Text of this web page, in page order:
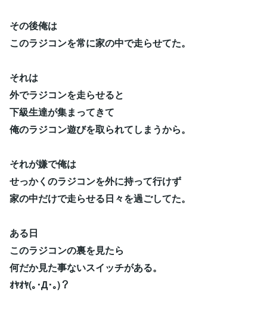
その後俺は
このラジコンを常に家の中で走らせてた。
それは
外でラジコンを走らせると
下級生達が集まってきて
俺のラジコン遊びを取られてしまうから。
それが嫌で俺は
せっかくのラジコンを外に持って行けず
家の中だけで走らせる日々を過ごしてた。
ある日
このラジコンの裏を見たら
何だか見た事ないスイッチがある。
ｵﾔｵﾔ(｡･Д･｡)？